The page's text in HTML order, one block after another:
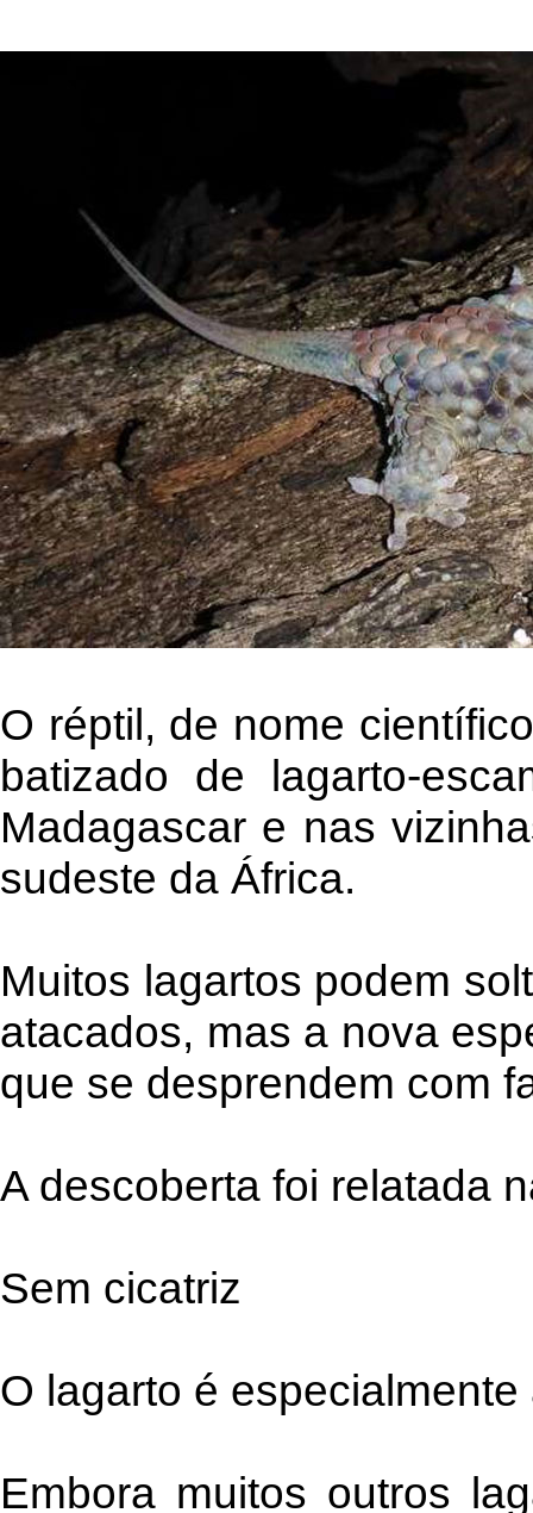
O réptil, de nome
batizado de lagarto-
Madagascar e nas
sudeste da África.
Muitos lagartos podem
atacados, mas a nova
que se desprendem com
A descoberta foi relatada
Sem cicatriz
O lagarto é
Embora muitos outros